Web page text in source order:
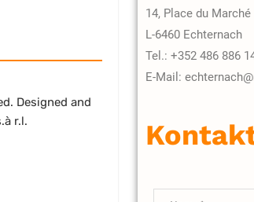
Designed and
r.l.
14, Place du Marché
L-6460 Echternach
Tel.: +352 486 886
E-Mail: